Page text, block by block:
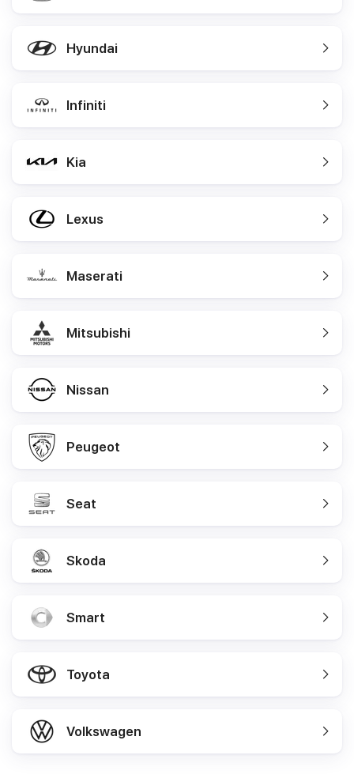
Hyundai
Infiniti
Kia
Lexus
Maserati
Mitsubishi
Nissan
Peugeot
Seat
Skoda
Smart
Toyota
Volkswagen